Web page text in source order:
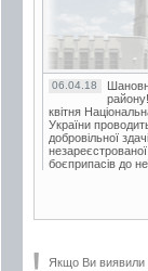
06.04.18
квітня
України
добровільної здачі
незареєстрованої
боєприпасів до
Якщо Ви виявили